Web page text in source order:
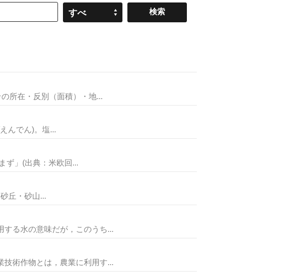
すべ
所在・反別（面積）・地...
んでん)。塩...
」(出典：米欧回...
丘・砂山...
水の意味だが，このうち...
物とは，農業に利用す...